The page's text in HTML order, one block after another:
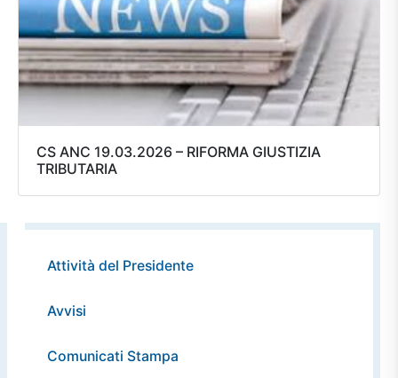
CS ANC 19.03.2026 – RIFORMA GIUSTIZIA
TRIBUTARIA
Attività del Presidente
Avvisi
Comunicati Stampa